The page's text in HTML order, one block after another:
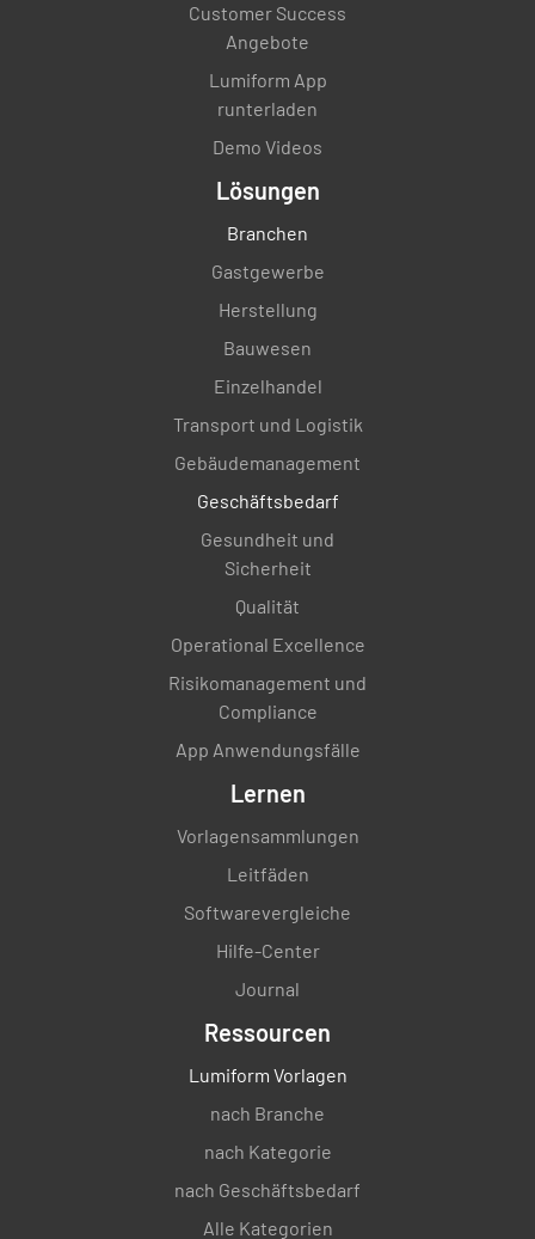
Customer Success
Angebote
Lumiform App
runterladen
Demo Videos
Lösungen
Branchen
Gastgewerbe
Herstellung
Bauwesen
Einzelhandel
Transport und Logistik
Gebäudemanagement
Geschäftsbedarf
Gesundheit und
Sicherheit
Qualität
Operational Excellence
Risikomanagement und
Compliance
App Anwendungsfälle
Lernen
Vorlagensammlungen
Leitfäden
Softwarevergleiche
Hilfe-Center
Journal
Ressourcen
Lumiform Vorlagen
nach Branche
nach Kategorie
nach Geschäftsbedarf
Alle Kategorien